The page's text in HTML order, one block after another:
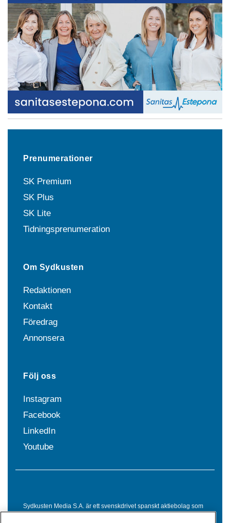
Prenumerationer
SK Premium
SK Plus
SK Lite
Tidningsprenumeration
Om Sydkusten
Redaktionen
Kontakt
Föredrag
Annonsera
Följ oss
Instagram
Facebook
LinkedIn
Youtube
Sydkusten Media S.A. är ett svenskdrivet spanskt aktiebolag som